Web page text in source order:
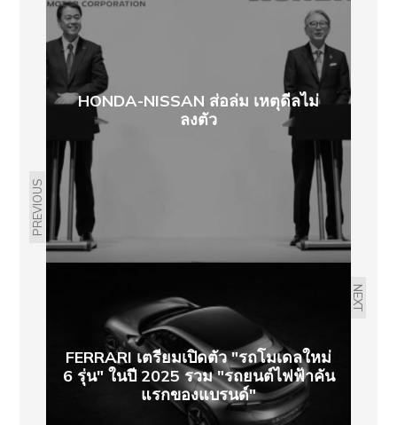
PREVIOUS
HONDA-NISSAN ส่อล่ม เหตุดีลไม่
ลงตัว
NEXT
FERRARI เตรียมเปิดตัว "รถโมเดลใหม่
6 รุ่น" ในปี 2025 รวม "รถยนต์ไฟฟ้าคัน
แรกของแบรนด์"